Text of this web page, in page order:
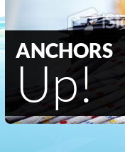
ANCHORS
Up!